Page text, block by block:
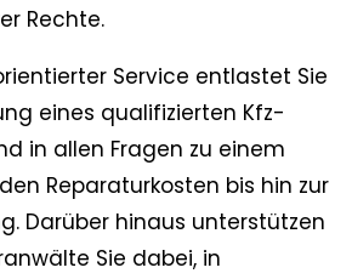
Rechte.
Service entlastet Sie
eines qualifizierten Kfz-
in allen Fragen zu einem
Reparaturkosten bis hin zur
Darüber hinaus unterstützen
Sie dabei, in